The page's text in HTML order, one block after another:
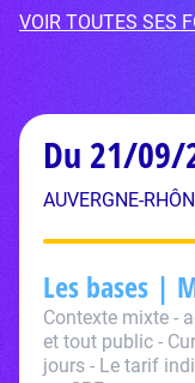
VOIR TOUTES SES
Du 21/
AUVERGNE-
Les bases |
Contexte mixte -
et tout public -
jours - Le tarif